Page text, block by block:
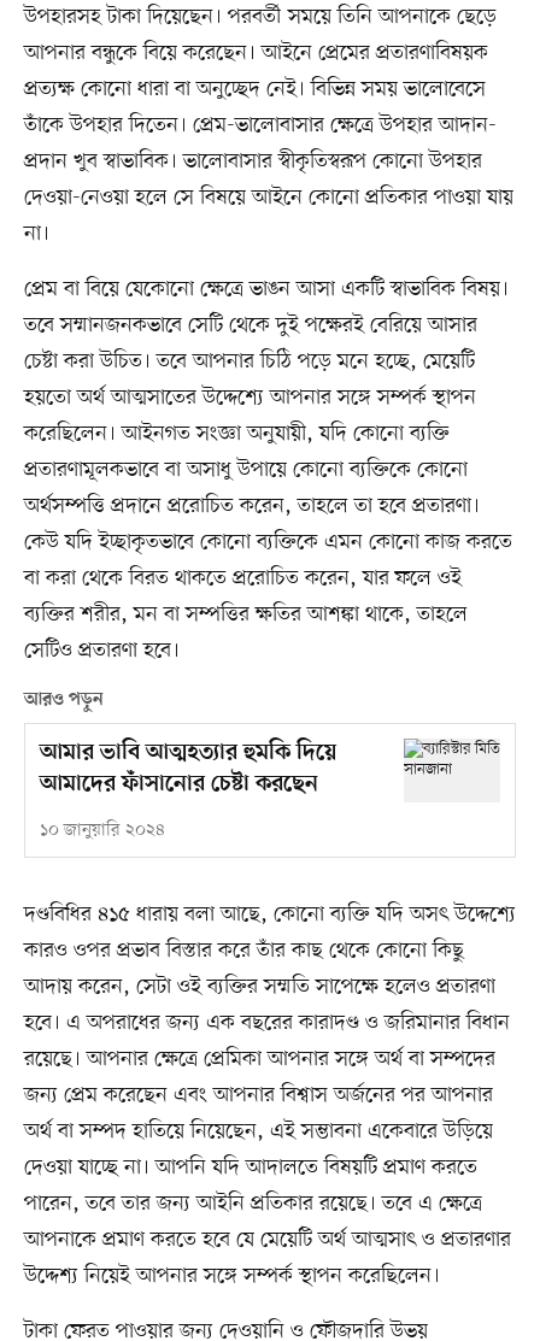
উপহারসহ টাকা দিয়েছেন। পরবর্তী সময়ে তিনি আপনাকে ছেড়ে
আপনার বন্ধুকে বিয়ে করেছেন। আইনে প্রেমের প্রতারণাবিষয়ক
প্রত্যক্ষ কোনো ধারা বা অনুচ্ছেদ নেই। বিভিন্ন সময় ভালোবেসে
তাঁকে উপহার দিতেন। প্রেম-ভালোবাসার ক্ষেত্রে উপহার আদান-
প্রদান খুব স্বাভাবিক। ভালোবাসার স্বীকৃতিস্বরূপ কোনো উপহার
দেওয়া-নেওয়া হলে সে বিষয়ে আইনে কোনো প্রতিকার পাওয়া যায়
না।
প্রেম বা বিয়ে যেকোনো ক্ষেত্রে ভাঙন আসা একটি স্বাভাবিক বিষয়।
তবে সম্মানজনকভাবে সেটি থেকে দুই পক্ষেরই বেরিয়ে আসার
চেষ্টা করা উচিত। তবে আপনার চিঠি পড়ে মনে হচ্ছে, মেয়েটি
হয়তো অর্থ আত্মসাতের উদ্দেশ্যে আপনার সঙ্গে সম্পর্ক স্থাপন
করেছিলেন। আইনগত সংজ্ঞা অনুযায়ী, যদি কোনো ব্যক্তি
প্রতারণামূলকভাবে বা অসাধু উপায়ে কোনো ব্যক্তিকে কোনো
অর্থসম্পত্তি প্রদানে প্ররোচিত করেন, তাহলে তা হবে প্রতারণা।
কেউ যদি ইচ্ছাকৃতভাবে কোনো ব্যক্তিকে এমন কোনো কাজ করতে
বা করা থেকে বিরত থাকতে প্ররোচিত করেন, যার ফলে ওই
ব্যক্তির শরীর, মন বা সম্পত্তির ক্ষতির আশঙ্কা থাকে, তাহলে
সেটিও প্রতারণা হবে।
আরও পড়ুন
আমার ভাবি আত্মহত্যার হুমকি দিয়ে
আমাদের ফাঁসানোর চেষ্টা করছেন
১০ জানুয়ারি ২০২৪
দণ্ডবিধির ৪১৫ ধারায় বলা আছে, কোনো ব্যক্তি যদি অসৎ উদ্দেশ্যে
কারও ওপর প্রভাব বিস্তার করে তাঁর কাছ থেকে কোনো কিছু
আদায় করেন, সেটা ওই ব্যক্তির সম্মতি সাপেক্ষে হলেও প্রতারণা
হবে। এ অপরাধের জন্য এক বছরের কারাদণ্ড ও জরিমানার বিধান
রয়েছে। আপনার ক্ষেত্রে প্রেমিকা আপনার সঙ্গে অর্থ বা সম্পদের
জন্য প্রেম করেছেন এবং আপনার বিশ্বাস অর্জনের পর আপনার
অর্থ বা সম্পদ হাতিয়ে নিয়েছেন, এই সম্ভাবনা একেবারে উড়িয়ে
দেওয়া যাচ্ছে না। আপনি যদি আদালতে বিষয়টি প্রমাণ করতে
পারেন, তবে তার জন্য আইনি প্রতিকার রয়েছে। তবে এ ক্ষেত্রে
আপনাকে প্রমাণ করতে হবে যে মেয়েটি অর্থ আত্মসাৎ ও প্রতারণার
উদ্দেশ্য নিয়েই আপনার সঙ্গে সম্পর্ক স্থাপন করেছিলেন।
টাকা ফেরত পাওয়ার জন্য দেওয়ানি ও ফৌজদারি উভয়